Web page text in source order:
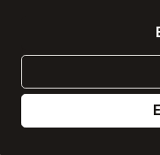
NEU
EMILY & NOAH
Umhängetasche E&N
49,99 €